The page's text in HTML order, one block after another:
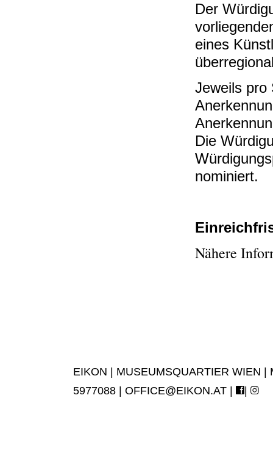
Der
eines
Jeweils pro
Die
nominiert.
Nähere
EIKON | MUSEUMSQUARTIER WIEN
5977088 | OFFICE@EIKON.AT | |